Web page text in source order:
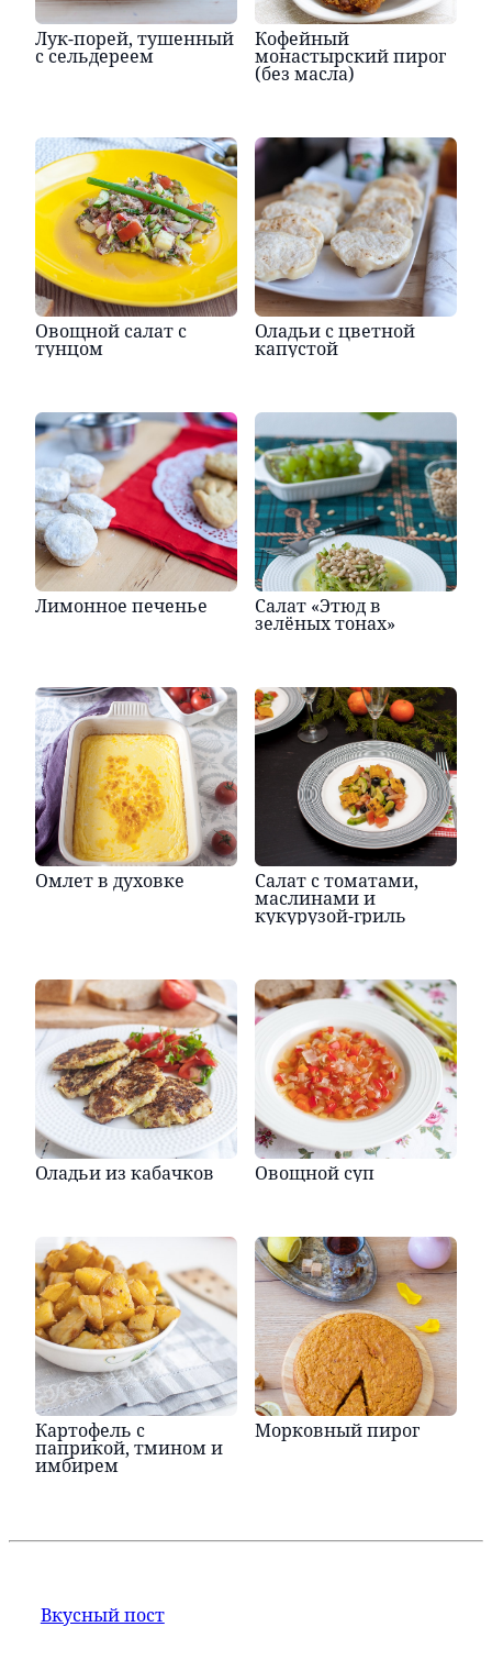
Лук-порей, тушенный
с сельдереем
Кофейный
монастырский пирог
(без масла)
Овощной салат с
тунцом
Оладьи с цветной
капустой
Лимонное печенье Салат «Этюд в
зелёных тонах»
Омлет в духовке Салат с томатами,
маслинами и
кукурузой-гриль
Оладьи из кабачков Овощной суп
Картофель с
паприкой, тмином и
имбирем
Морковный пирог
Вкусный пост